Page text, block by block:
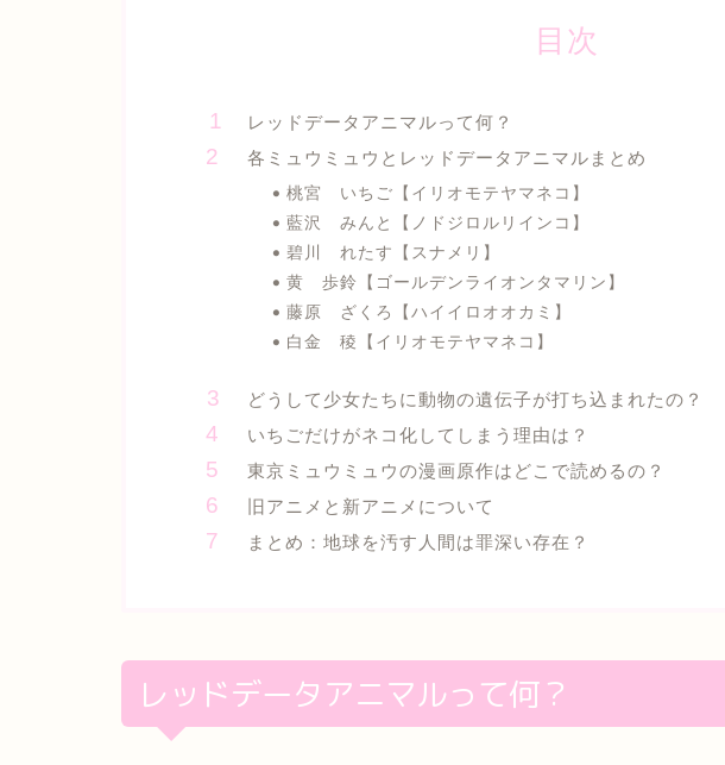
目次
レッドデータアニマルって何？
各ミュウミュウとレッドデータアニマルまとめ
桃宮 いちご【イリオモテヤマネコ】
藍沢 みんと【ノドジロルリインコ】
碧川 れたす【スナメリ】
黄 歩鈴【ゴールデンライオンタマリン】
藤原 ざくろ【ハイイロオオカミ】
白金 稜【イリオモテヤマネコ】
どうして少女たちに動物の遺伝子が打ち込まれたの？
いちごだけがネコ化してしまう理由は？
東京ミュウミュウの漫画原作はどこで読めるの？
旧アニメと新アニメについて
まとめ：地球を汚す人間は罪深い存在？
レッドデータアニマルって何？